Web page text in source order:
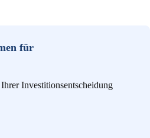
für
Investitionsentscheidung